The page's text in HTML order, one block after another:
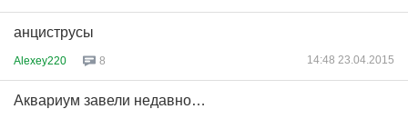
анциструсы
Alexey220 8 14:48 23.04.2015
Аквариум завели недавно…